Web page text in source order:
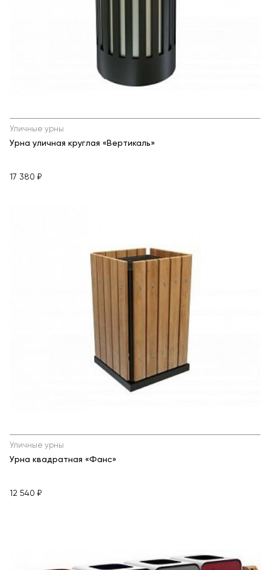
Уличные урны
Урна уличная круглая «Вертикаль»
17 380 ₽
Уличные урны
Урна квадратная «Фанс»
12 540 ₽